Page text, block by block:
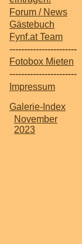
Forum / News
Gästebuch
Fynf.at Team
-----------------------
Fotobox Mieten
-----------------------
Impressum
Galerie-Index
November
2023